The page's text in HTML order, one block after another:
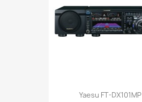
Yaesu FT-DX101MP